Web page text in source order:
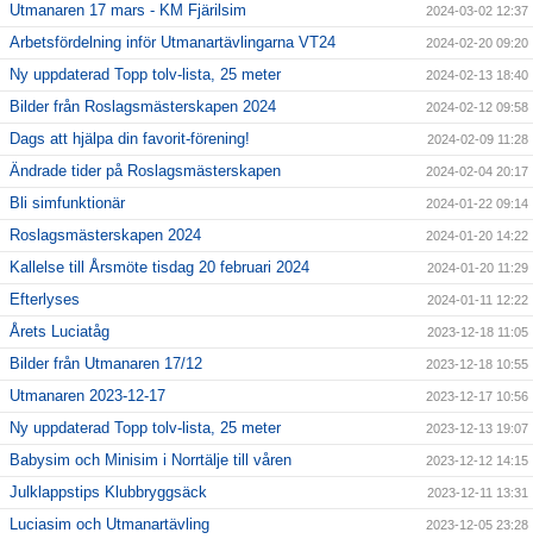
Utmanaren 17 mars - KM Fjärilsim 2024-03-02 12:37
Arbetsfördelning inför Utmanartävlingarna VT24 2024-02-20 09:20
Ny uppdaterad Topp tolv-lista, 25 meter 2024-02-13 18:40
Bilder från Roslagsmästerskapen 2024 2024-02-12 09:58
Dags att hjälpa din favorit-förening! 2024-02-09 11:28
Ändrade tider på Roslagsmästerskapen 2024-02-04 20:17
Bli simfunktionär 2024-01-22 09:14
Roslagsmästerskapen 2024 2024-01-20 14:22
Kallelse till Årsmöte tisdag 20 februari 2024 2024-01-20 11:29
Efterlyses 2024-01-11 12:22
Årets Luciatåg 2023-12-18 11:05
Bilder från Utmanaren 17/12 2023-12-18 10:55
Utmanaren 2023-12-17 2023-12-17 10:56
Ny uppdaterad Topp tolv-lista, 25 meter 2023-12-13 19:07
Babysim och Minisim i Norrtälje till våren 2023-12-12 14:15
Julklappstips Klubbryggsäck 2023-12-11 13:31
Luciasim och Utmanartävling 2023-12-05 23:28